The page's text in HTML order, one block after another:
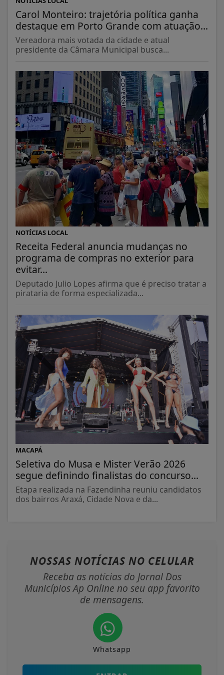
Carol Monteiro: trajetória política ganha
destaque em Porto Grande com atuação...
Vereadora mais votada da cidade e atual
presidente da Câmara Municipal busca...
NOTÍCIAS LOCAL
Receita Federal anuncia mudanças no
programa de compras no exterior para
evitar...
Deputado Julio Lopes afirma que é preciso tratar a
pirataria de forma especializada...
MACAPÁ
Seletiva do Musa e Mister Verão 2026
segue definindo finalistas do concurso...
Etapa realizada na Fazendinha reuniu candidatos
dos bairros Araxá, Cidade Nova e da...
NOSSAS NOTÍCIAS NO CELULAR
Receba as notícias do Jornal Dos
Municípios Ap Online no seu app favorito
de mensagens.
Whatsapp